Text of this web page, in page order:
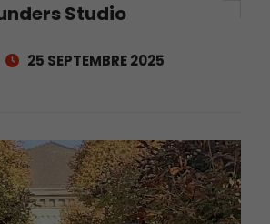
Studio
25 SEPTEMBRE 2025